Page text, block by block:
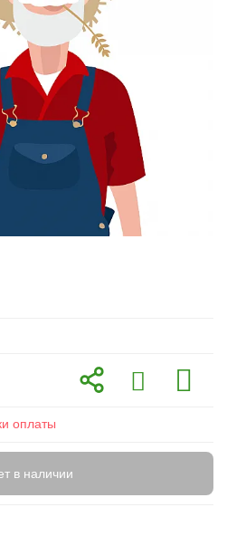
оплаты
в наличии